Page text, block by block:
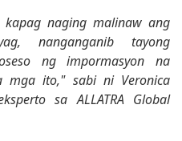
naging malinaw ang
nanganganib tayong
ng impormasyon na
mga ito," sabi ni Veronica
sa ALLATRA Global